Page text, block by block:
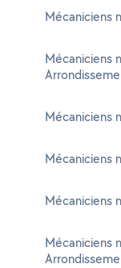
Mécaniciens
Mécaniciens
Mécaniciens
Mécaniciens
Mécaniciens
Mécaniciens